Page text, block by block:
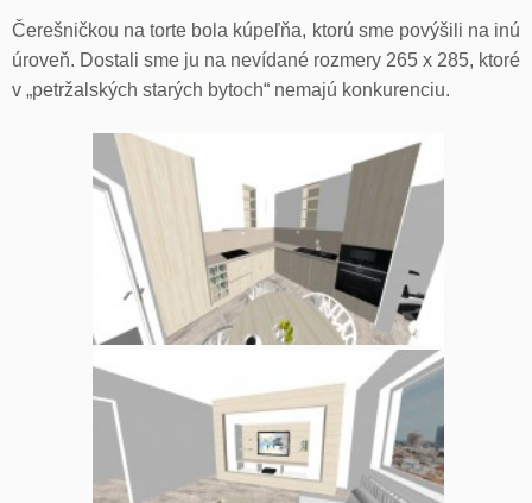
Čerešničkou na torte bola kúpeľňa, ktorú sme povýšili na inú
úroveň. Dostali sme ju na nevídané rozmery 265 x 285, ktoré
v „petržalských starých bytoch“ nemajú konkurenciu.